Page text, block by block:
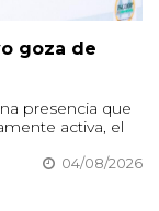
goza de
presencia que
activa, el
04/08/2026